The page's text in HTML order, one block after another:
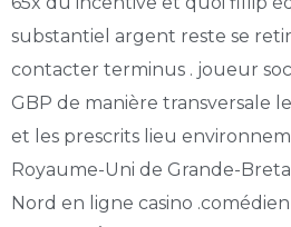
substantiel argent reste se
contacter terminus . joueur
GBP de manière transversale
et les prescrits lieu
Royaume-Uni de Grande-
Nord en ligne casino